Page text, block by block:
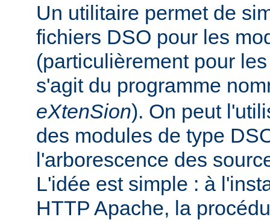
Un utilitaire permet de
fichiers DSO pour les
(particulièrement pour
s'agit du programme
eXtenSion). On peut
des modules de type
l'arborescence des
L'idée est simple : à
HTTP Apache, la